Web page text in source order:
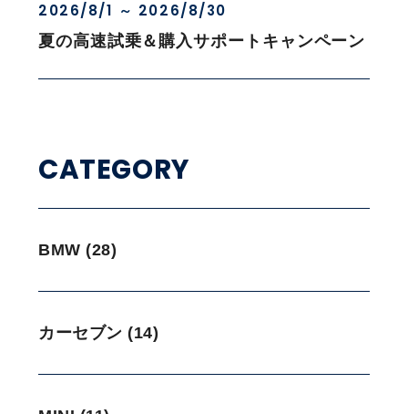
2026/8/1 ～ 2026/8/30
夏の高速試乗＆購入サポートキャンペーン
CATEGORY
BMW (28)
カーセブン (14)